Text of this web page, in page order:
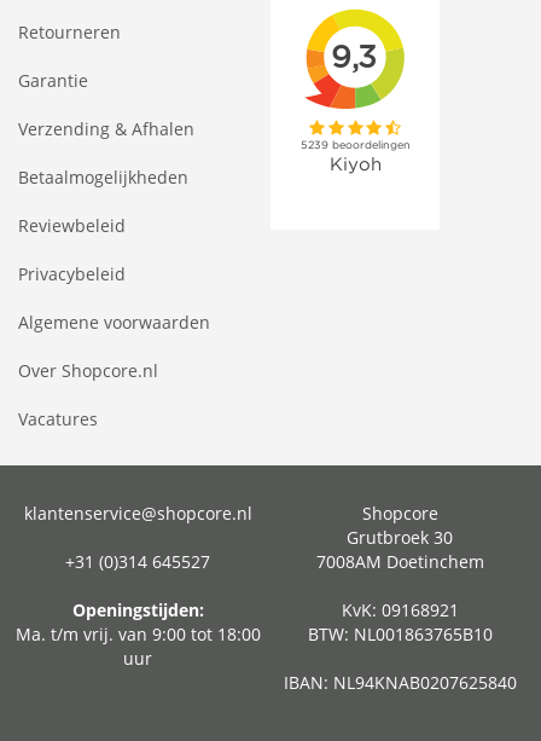
Retourneren
Garantie
Verzending & Afhalen
Betaalmogelijkheden
Reviewbeleid
Privacybeleid
Algemene voorwaarden
Over Shopcore.nl
Vacatures
klantenservice@shopcore.nl
+31 (0)314 645527
Openingstijden:
Ma. t/m vrij. van 9:00 tot 18:00
uur
Shopcore
Grutbroek 30
7008AM Doetinchem
KvK: 09168921
BTW: NL001863765B10
IBAN: NL94KNAB0207625840